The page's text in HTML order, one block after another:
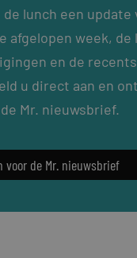
lunch een update
afgelopen week, de
en de
u direct aan en
Mr. nieuwsbrief.
voor de Mr. nieuwsbrief